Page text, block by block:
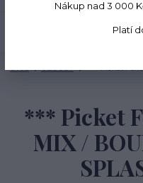
*** Picket
MIX /
Nákup nad 3 000
Platí